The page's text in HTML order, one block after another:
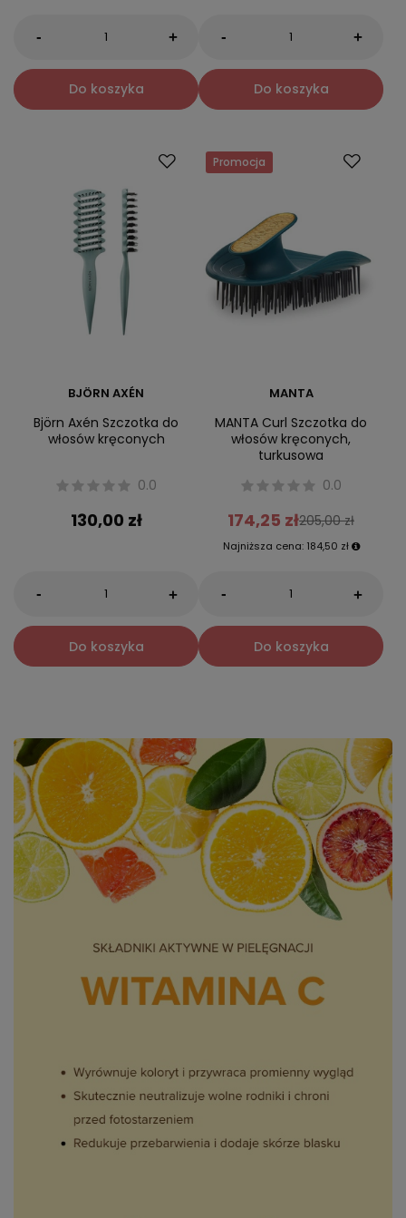
- +
Do koszyka
- +
Do koszyka
BJÖRN AXÉN
Björn Axén Szczotka do
włosów kręconych
0.0
130,00 zł
- +
Do koszyka
Promocja
MANTA
MANTA Curl Szczotka do
włosów kręconych,
turkusowa
0.0
174,25 zł205,00 zł
Najniższa cena: 184,50 zł
- +
Do koszyka